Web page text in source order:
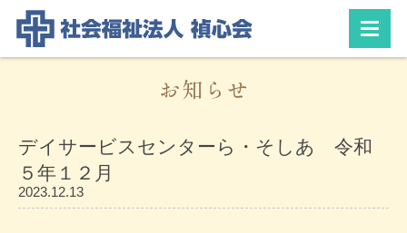
お知らせ
デイサービスセンターら・そしあ 令和
５年１２月
2023.12.13